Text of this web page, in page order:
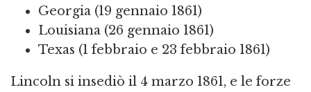
Georgia (19 gennaio 1861)
Louisiana (26 gennaio 1861)
Texas (1 febbraio e 23 febbraio 1861)
Lincoln si insediò il 4 marzo 1861, e le forze